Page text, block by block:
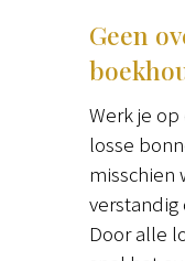
Geen
Werk je
losse
misschien
Door alle